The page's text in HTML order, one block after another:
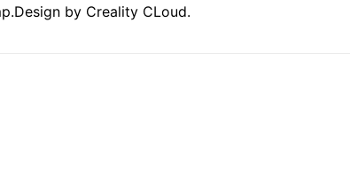
by Creality CLoud.